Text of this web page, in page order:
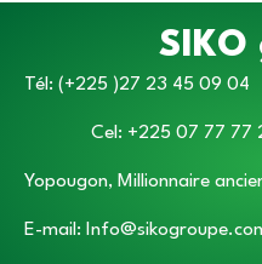
SIKO
Tél: (+225 )27 23 45 09 04
Cel: +225 07 77 77
Yopougon, Millionnaire
E-mail: